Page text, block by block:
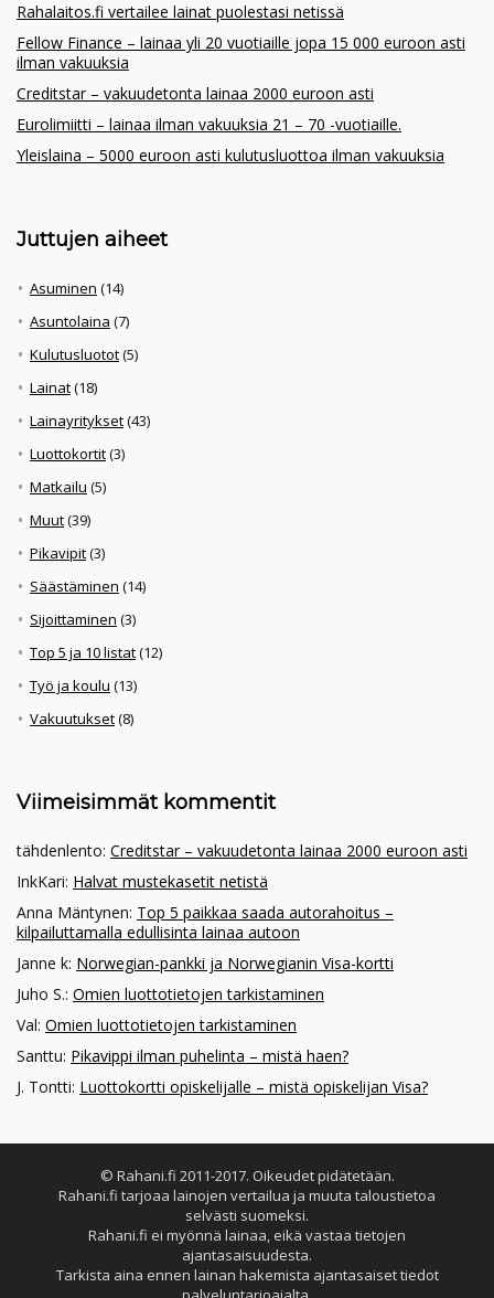
Rahalaitos.fi vertailee lainat puolestasi netissä
Fellow Finance – lainaa yli 20 vuotiaille jopa 15 000 euroon asti
ilman vakuuksia
Creditstar – vakuudetonta lainaa 2000 euroon asti
Eurolimiitti – lainaa ilman vakuuksia 21 – 70 -vuotiaille.
Yleislaina – 5000 euroon asti kulutusluottoa ilman vakuuksia
Juttujen aiheet
Asuminen (14)
Asuntolaina (7)
Kulutusluotot(5)
Lainat(18)
Lainayritykset(43)
Luottokortit(3)
Matkailu (5)
Muut(39)
Pikavipit(3)
Säästäminen (14)
Sijoittaminen (3)
Top 5 ja 10 listat(12)
Työ ja koulu (13)
Vakuutukset(8)
Viimeisimmät kommentit
tähdenlento: Creditstar – vakuudetonta lainaa 2000 euroon asti
InkKari: Halvat mustekasetit netistä
Anna Mäntynen: Top 5 paikkaa saada autorahoitus –
kilpailuttamalla edullisinta lainaa autoon
Janne k: Norwegian-pankki ja Norwegianin Visa-kortti
Juho S.: Omien luottotietojen tarkistaminen
Val: Omien luottotietojen tarkistaminen
Santtu: Pikavippi ilman puhelinta – mistä haen?
J. Tontti: Luottokortti opiskelijalle – mistä opiskelijan Visa?
© Rahani.fi 2011-2017. Oikeudet pidätetään.
Rahani.fi tarjoaa lainojen vertailua ja muuta taloustietoa
selvästi suomeksi.
Rahani.fi ei myönnä lainaa, eikä vastaa tietojen
ajantasaisuudesta.
Tarkista aina ennen lainan hakemista ajantasaiset tiedot